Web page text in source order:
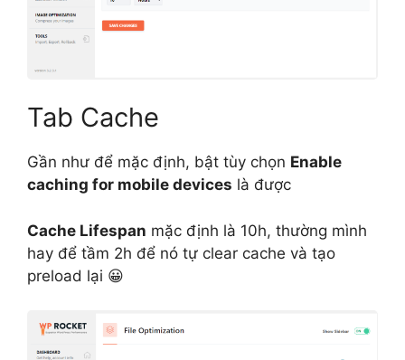
Tab Cache
Gần như để mặc định, bật tùy chọn Enable
caching for mobile devices là được
Cache Lifespan mặc định là 10h, thường mình
hay để tầm 2h để nó tự clear cache và tạo
preload lại 😀